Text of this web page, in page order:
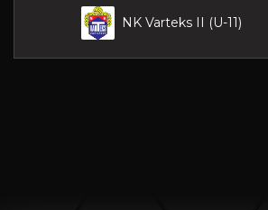
NK Varteks II (U-11)